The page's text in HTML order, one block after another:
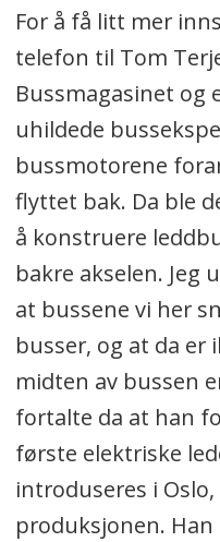
For å få litt mer
telefon til Tom
Bussmagasinet og
uhildede
bussmotorene
flyttet bak. Da ble
å konstruere
bakre akselen. Jeg
at bussene vi her
busser, og at da er
midten av bussen
fortalte da at han
første elektriske
introduseres i Oslo,
produksjonen.